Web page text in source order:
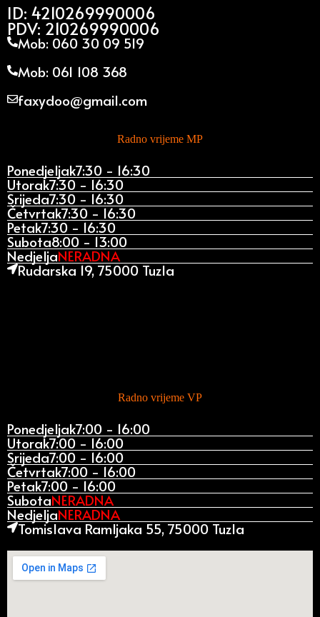
ID: 4210269990006
PDV: 210269990006
Mob: 060 30 09 519
Mob: 061 108 368
faxydoo@gmail.com
Radno vrijeme MP
Ponedjeljak7:30 - 16:30
Utorak7:30 - 16:30
Srijeda7:30 - 16:30
Četvrtak7:30 - 16:30
Petak7:30 - 16:30
Subota8:00 - 13:00
NedjeljaNERADNA
Rudarska 19, 75000 Tuzla
Radno vrijeme VP
Ponedjeljak7:00 - 16:00
Utorak7:00 - 16:00
Srijeda7:00 - 16:00
Četvrtak7:00 - 16:00
Petak7:00 - 16:00
SubotaNERADNA
NedjeljaNERADNA
Tomislava Ramljaka 55, 75000 Tuzla